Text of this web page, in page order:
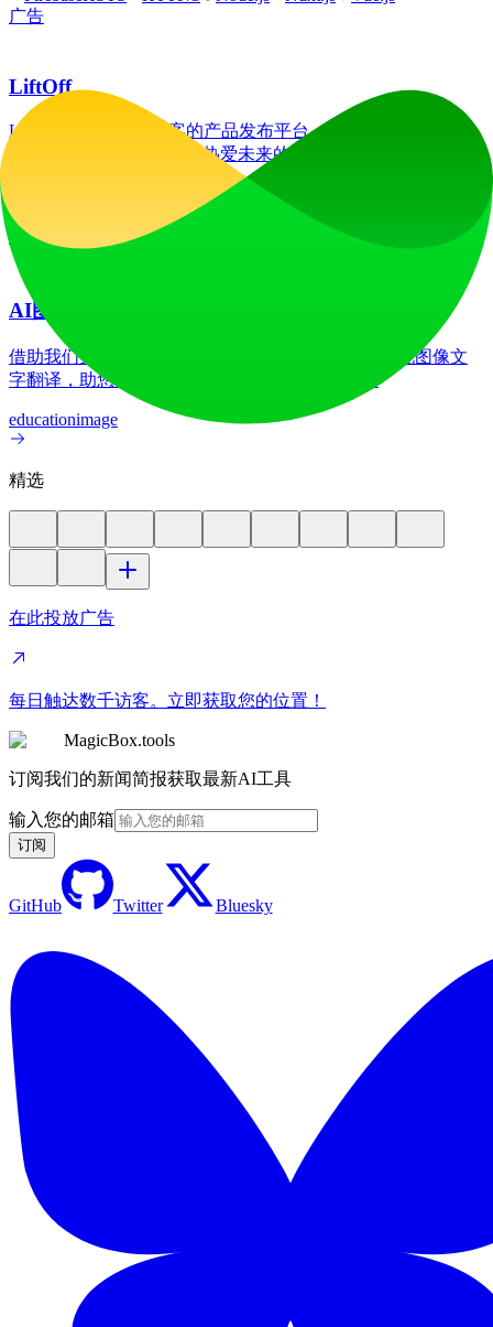
广告
LiftOff
LiftOff 是一个面向创客的产品发布平台，用于发布产品、收
获点赞、获得关注，并与热爱未来的社区共同构建发展势头。
广告
AI图像翻译器
借助我们先进的AI图像翻译器，在70多种语言间实现图像文
字翻译，助您将产品更好地推向全球各国市场。
educationimage
精选
在此投放广告
每日触达数千访客。立即获取您的位置！
MagicBox.tools
订阅我们的新闻简报获取最新AI工具
输入您的邮箱
订阅
GitHub Twitter Bluesky